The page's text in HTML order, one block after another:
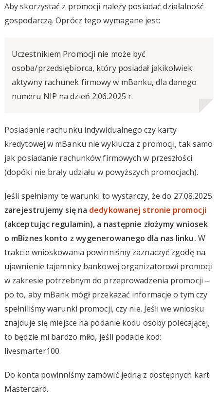
Aby skorzystać z promocji należy posiadać działalność
gospodarczą. Oprócz tego wymagane jest:
Uczestnikiem Promocji nie może być
osoba/przedsiębiorca, który posiadał jakikolwiek
aktywny rachunek firmowy w mBanku, dla danego
numeru NIP na dzień 2.06.2025 r.
Posiadanie rachunku indywidualnego czy karty
kredytowej w mBanku nie wyklucza z promocji, tak samo
jak posiadanie rachunków firmowych w przeszłości
(dopóki nie brały udziału w powyższych promocjach).
Jeśli spełniamy te warunki to wystarczy, że do 27.08.2025
zarejestrujemy się na dedykowanej stronie promocji
(akceptując regulamin), a następnie złożymy wniosek
o mBiznes konto z wygenerowanego dla nas linku. W
trakcie wnioskowania powinniśmy zaznaczyć zgodę na
ujawnienie tajemnicy bankowej organizatorowi promocji
w zakresie potrzebnym do przeprowadzenia promocji –
po to, aby mBank mógł przekazać informacje o tym czy
spełniliśmy warunki promocji, czy nie. Jeśli we wniosku
znajduje się miejsce na podanie kodu osoby polecającej,
to będzie mi bardzo miło, jeśli podacie kod:
livesmarter100.
Do konta powinniśmy zamówić jedną z dostępnych kart
Mastercard.